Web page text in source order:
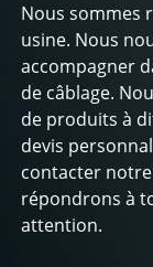
Nous sommes
usine. Nous
accompagner
de câblage.
de produits à
devis
contacter
répondrons à
attention.